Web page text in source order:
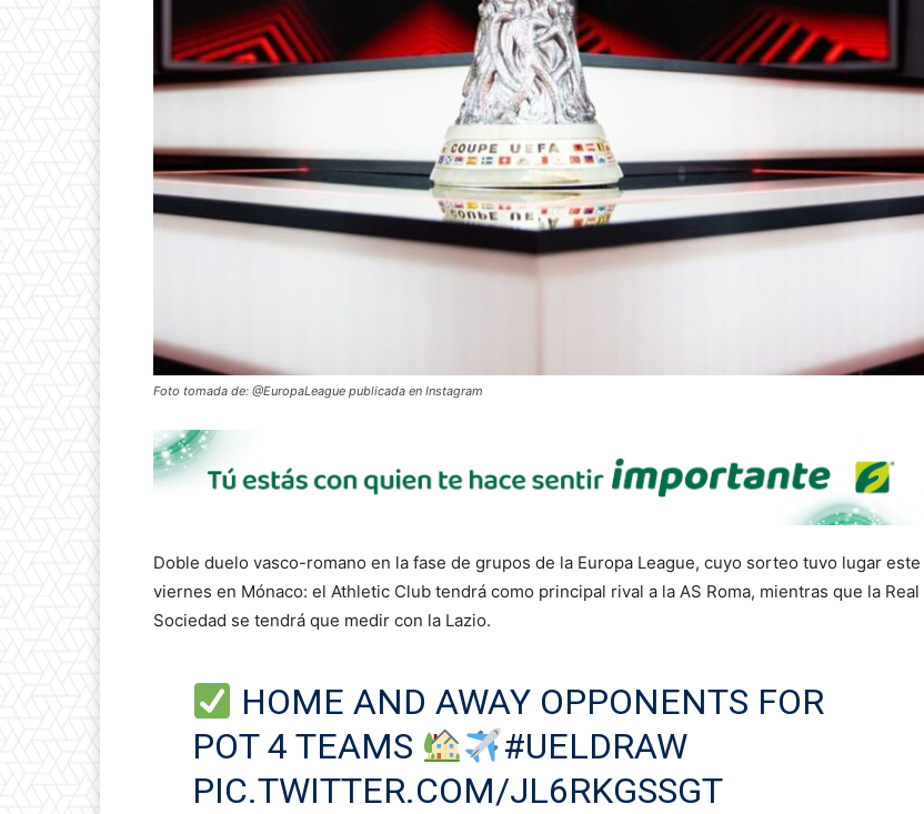
Foto tomada de: @EuropaLeague publicada en Instagram
Doble duelo vasco-romano en la fase de grupos de la Europa League, cuyo sorteo tuvo lugar este
viernes en Mónaco: el Athletic Club tendrá como principal rival a la AS Roma, mientras que la Real
Sociedad se tendrá que medir con la Lazio.
HOME AND AWAY OPPONENTS FOR
POT 4 TEAMS
#UELDRAW
PIC.TWITTER.COM/JL6RKGSSGT